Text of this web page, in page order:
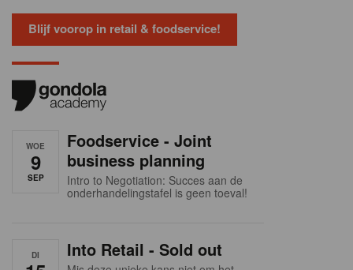
Blijf voorop in retail & foodservice!
WOE
9
SEP
Foodservice - Joint
business planning
Intro to Negotiation: Succes aan de
onderhandelingstafel is geen toeval!
DI Into Retail - Sold out